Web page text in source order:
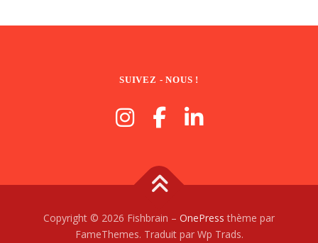
SUIVEZ - NOUS !
Copyright © 2026 Fishbrain – OnePress thème par
FameThemes. Traduit par Wp Trads.